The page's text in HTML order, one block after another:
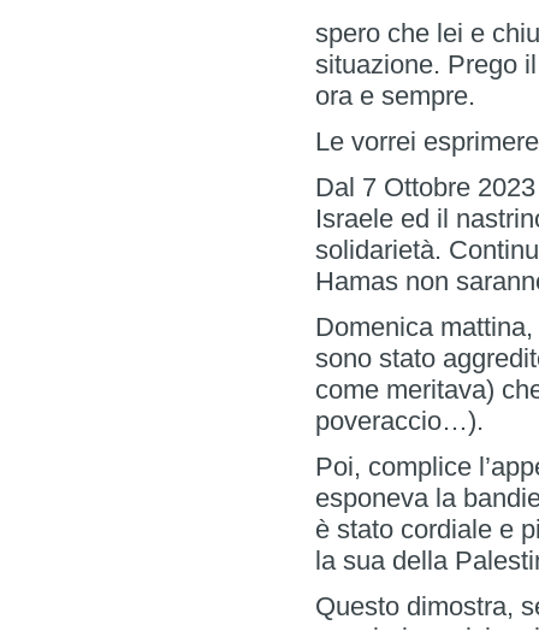
spero che lei e
situazione. Prego
ora e sempre.
Le vorrei
Dal 7 Ottobre
Israele ed il
solidarietà.
Hamas non
Domenica
sono stato
come meritava)
poveraccio…).
Poi, complice
esponeva la
è stato cordiale e
la sua della
Questo dimostra,